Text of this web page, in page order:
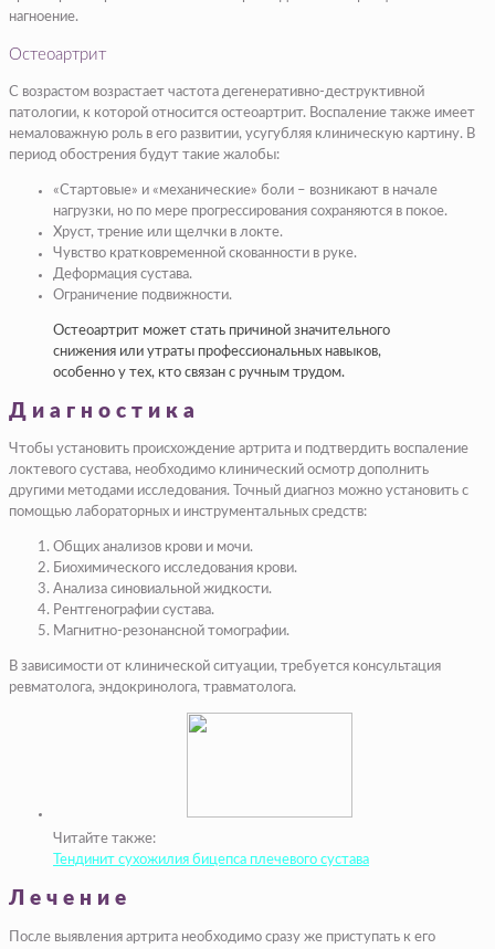
нагноение.
Остеоартрит
С возрастом возрастает частота дегенеративно-деструктивной
патологии, к которой относится остеоартрит. Воспаление также имеет
немаловажную роль в его развитии, усугубляя клиническую картину. В
период обострения будут такие жалобы:
«Стартовые» и «механические» боли – возникают в начале
нагрузки, но по мере прогрессирования сохраняются в покое.
Хруст, трение или щелчки в локте.
Чувство кратковременной скованности в руке.
Деформация сустава.
Ограничение подвижности.
Остеоартрит может стать причиной значительного
снижения или утраты профессиональных навыков,
особенно у тех, кто связан с ручным трудом.
Диагностика
Чтобы установить происхождение артрита и подтвердить воспаление
локтевого сустава, необходимо клинический осмотр дополнить
другими методами исследования. Точный диагноз можно установить с
помощью лабораторных и инструментальных средств:
Общих анализов крови и мочи.
Биохимического исследования крови.
Анализа синовиальной жидкости.
Рентгенографии сустава.
Магнитно-резонансной томографии.
В зависимости от клинической ситуации, требуется консультация
ревматолога, эндокринолога, травматолога.
Читайте также:
Тендинит сухожилия бицепса плечевого сустава
Лечение
После выявления артрита необходимо сразу же приступать к его